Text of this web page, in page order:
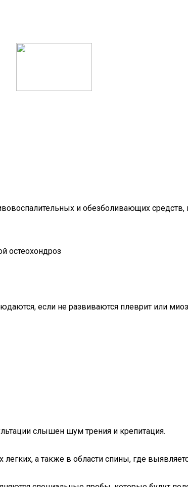
и обезболивающих
если не развиваются плеврит или
слышен шум трения и крепитация.
а также в области спины, где